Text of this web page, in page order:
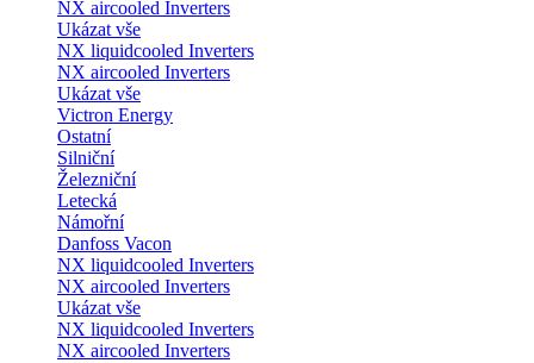
NX aircooled Inverters
Ukázat vše
NX liquidcooled Inverters
NX aircooled Inverters
Ukázat vše
Victron Energy
Ostatní
Silniční
Železniční
Letecká
Námořní
Danfoss Vacon
NX liquidcooled Inverters
NX aircooled Inverters
Ukázat vše
NX liquidcooled Inverters
NX aircooled Inverters